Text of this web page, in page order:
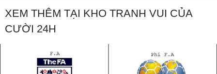
XEM THÊM TẠI KHO TRANH VUI CỦA
CƯỜI 24H